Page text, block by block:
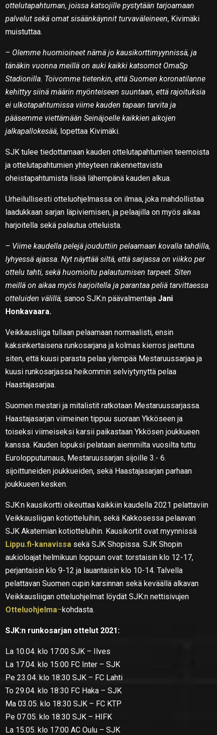
ottelutapahtuman, joissa katsojille pystytään tarjoamaan
palvelut sekä omat sisäänkäynnit turvaväleineen, Kivimäki
muistuttaa.
– Olemme huomioineet nämä jo kausikorttimyynnissä, ja
tänäkin vuonna meillä on auki kaikki katsomot OmaSp
Stadionilla. Toivomme tietenkin, että Suomen koronatilanne
kehittyy siinä määrin myönteiseen suuntaan, että rajoituksia
ei ulkotapahtumissa viime kauden tapaan tarvita ja
pääsemme viettämään Seinäjoelle kaikkien aikojen
jalkapallokesää, lopettaa Kivimäki.
SJK tulee tiedottamaan kauden ottelutapahtumien teemoista
ja ottelutapahtumien yhteyteen rakennettavista
oheistapahtumista lisää lähempänä kauden alkua.
Urheilullisesti otteluohjelmassa on ilmaa, joka mahdollistaa
laadukkaan sarjan läpiviemisen, ja pelaajilla on myös aikaa
harjoitella sekä palautua otteluista.
– Viime kaudella pelejä jouduttiin pelaamaan kovalla tahdilla,
lyhyessä ajassa. Nyt näyttää siltä, että sarjassa on viikko per
ottelu tahti, sekä huomioitu palautumisen tarpeet. Siten
meillä on aikaa myös harjoitella ja parantaa peliä tarvittaessa
otteluiden välillä, sanoo SJK:n päävalmentaja Jani
Honkavaara.
Veikkausliiga tullaan pelaamaan normaalisti, ensin
kaksinkertaisena runkosarjana ja kolmas kierros jaettuna
siten, että kuusi parasta pelaa ylempää Mestaruussarjaa ja
kuusi runkosarjassa heikommin selviytynyttä pelaa
Haastajasarjaa.
Suomen mestari ja mitalistit ratkotaan Mestaruussarjassa.
Haastajasarjan viimeinen tippuu suoraan Ykköseen ja
toiseksi viimeiseksi karsii paikastaan Ykkösen joukkueen
kanssa. Kauden lopuksi pelataan aiemmilta vuosilta tuttu
Eurolopputurnaus, Mestaruussarjan sijoille 3.- 6.
sijoittuneiden joukkueiden, sekä Haastajasarjan parhaan
joukkueen kesken.
SJK:n kausikortti oikeuttaa kaikkiin kaudella 2021 pelattaviin
Veikkausliigan kotiotteluihin, sekä Kakkosessa pelaavan
SJK Akatemian kotiotteluihin. Kausikortit ovat myynnissä
Lippu.fi-kanavissa sekä SJK Shopissa. SJK Shopin
aukioloajat helmikuun loppuun ovat: torstaisin klo 12-17,
perjantaisin klo 9-12 ja lauantaisin klo 10-14. Talvella
pelattavan Suomen cupin karsinnan sekä keväällä alkavan
Veikkausliigan otteluohjelmat löydät SJK:n nettisivujen
Otteluohjelma–kohdasta.
SJK:n runkosarjan ottelut 2021:
La 10.04. klo 17:00 SJK – Ilves
La 17.04. klo 15:00 FC Inter – SJK
Pe 23.04. klo 18:30 SJK – FC Lahti
To 29.04. klo 18:30 FC Haka – SJK
Ma 03.05. klo 18:30 SJK – FC KTP
Pe 07.05. klo 18:30 SJK – HIFK
La 15.05. klo 17:00 AC Oulu – SJK